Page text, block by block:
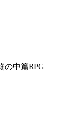
の中篇RPG